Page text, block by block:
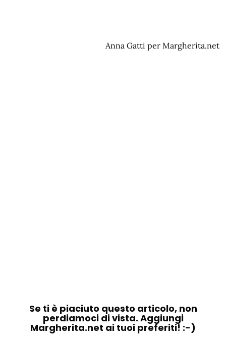
Anna Gatti per Margherita.net
Se ti è piaciuto questo articolo, non
perdiamoci di vista. Aggiungi
Margherita.net ai tuoi preferiti! :-)